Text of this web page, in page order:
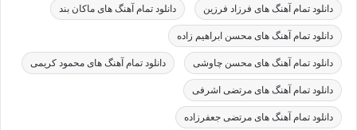
دانلود تمام آهنگ های فرزاد فرزین دانلود تمام آهنگ های ماکان بند
دانلود تمام آهنگ های محسن ابراهیم زاده
دانلود تمام آهنگ های محسن چاوشی دانلود تمام آهنگ های محمود کریمی
دانلود تمام آهنگ های مرتضی اشرفی
دانلود تمام آهنگ های مرتضی جعفرزاده